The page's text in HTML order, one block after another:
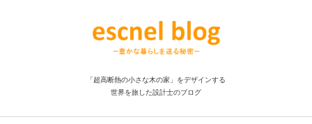
「超高断熱の小さな木の家」をデザインする
世界を旅した設計士のブログ